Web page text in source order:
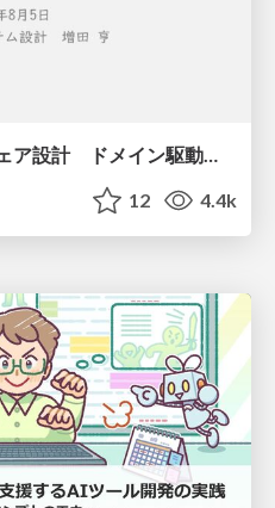
今こそ聞きたいソフトウェア設計 ドメイン駆動設計再入門
12 4.4k